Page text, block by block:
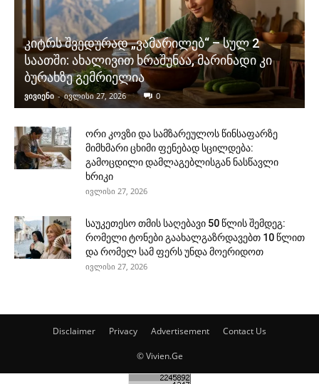
კიტრს შვედურად „ვამარილებ“ – სულ 2
საათში: ახალივით ხრაშუნაა, მარინადი კი
ბურახზე გემრიელია
ვივიენი - ივლისი 27, 2026 0
ორი კოვზი და სამზარეულოს წინსაფარზე
მიმხმარი ცხიმი ფენებად სცილდება:
გამოცდილი დამლაგებლისგან ნასწავლი
ხრიკი
ივლისი 27, 2026
საუკეთესო თმის საღებავი 50 წლის შემდეგ:
რომელი ტონები გაახალგაზრდავებთ 10 წლით
და რომელ სამ ფერს უნდა მოერიდოთ
ივლისი 27, 2026
Disclaimer Privacy Advertisement Contact Us
© Vivien.Ge